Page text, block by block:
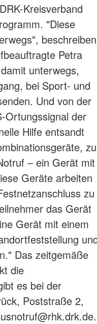
Kreisverband
"Diese
beschreiben
Petra
unterwegs,
bei Sport- und
Und von der
Ortungssignal der
Hilfe entsandt
zu
– ein Gerät mit
Geräte arbeiten
zu
das Gerät
Gerät mit einem
Das zeitgemäße
die
es bei der
Poststraße 2,